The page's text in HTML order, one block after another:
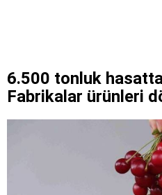
6.500 tonluk
Fabrikalar ürünleri